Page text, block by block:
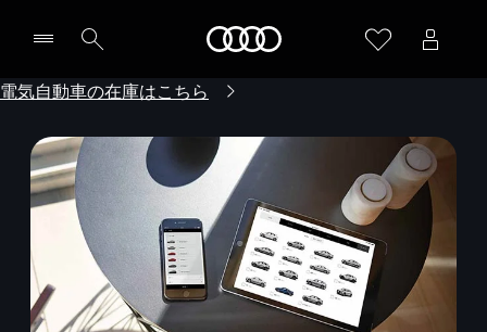
電気自動車の在庫はこちら